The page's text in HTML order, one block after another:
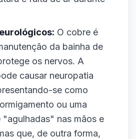
O cobre é
da bainha de
os nervos. A
causar neuropatia
se como
ou uma
"agulhadas" nas mãos e
que, de outra forma,